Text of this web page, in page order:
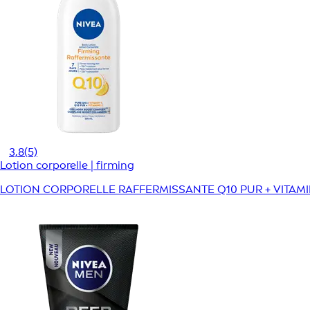
3,8(5)
Lotion corporelle | firming
LOTION CORPORELLE RAFFERMISSANTE Q10 PUR +